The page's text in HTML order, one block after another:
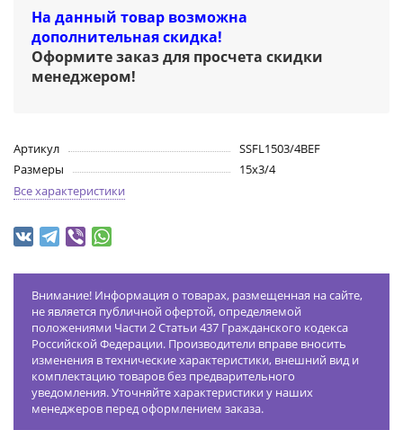
На данный товар возможна
дополнительная скидка!
Оформите заказ для просчета скидки
менеджером!
Артикул
SSFL1503/4BEF
Размеры
15х3/4
Все характеристики
Внимание! Информация о товарах, размещенная на сайте,
не является публичной офертой, определяемой
положениями Части 2 Статьи 437 Гражданского кодекса
Российской Федерации. Производители вправе вносить
изменения в технические характеристики, внешний вид и
комплектацию товаров без предварительного
уведомления. Уточняйте характеристики у наших
менеджеров перед оформлением заказа.